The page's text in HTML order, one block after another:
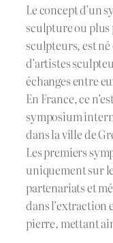
Le concept d’un
sculpture ou plus
sculpteurs, est
d’artistes
échanges entre
En France, ce
symposium
dans la ville de
Les premiers
uniquement sur
partenariats et
dans l’extraction
pierre, mettant